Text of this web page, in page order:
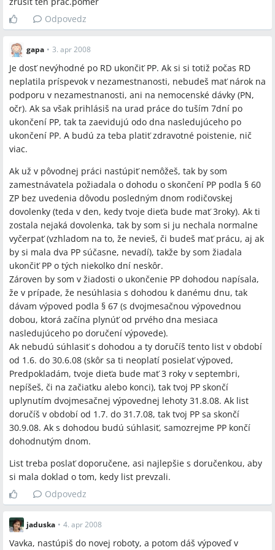
Zhoda
Po ukončení pracovného pomeru treba bezodkladne overiť a
vybaviť poistný status v Sociálnej poisťovni a zdravotnej
poisťovni (RLFO + čestné vyhlásenie + kópia rodného listu
dieťaťa).
Dohoda o skončení pracovného pomeru podľa § 60 ZP je
praktické riešenie na nastavenie konkrétneho dátumu
výpoveď a dodržať výpovedné lehoty.
Ak chce osoba nárok na materské pri ďalšom dieťati,
odporúča sa dobrovoľné nemocenské poistenie (DNP) splniť
včas (do 8. tt pre rátanie 26 týždňov).
Sporné názory
Posunúť podanie výpovede až po skončení rodičovskej
dovolenky vs. podať ju skôr, aby výpovedná lehota končila v
termíne požadovanom rodičom; obe možnosti sa v diskusii
uvádzajú ako použiteľné podľa potreby.
Nastúpiť do novej práce a až potom dávať výpoveď starej
pracovnej zmluve vs. podať výpoveď v starej práci pred
nástupom do novej; jedno riešenie minimalizuje súbehy
povinností, druhé môže zabezpečiť pokračovanie poistenia
u pôvodného zamestnávateľa.
Otvorené otázky
Presný okamih uznania prihlášky/odhlášky v Sociálnej
doručenia) zostal v diskusii nejednoznačný.
Interpretácia lehoty „6 mesiacov“ pre zmenu vymeriavacieho
základu pri DNP má v diskusii nejasnosti ohľadom toho, od
ktorého momentu sa počíta.
Niektoré legislatívne zmeny spomínané v súvislosti s
príspevkami na druhé a tretie dieťa ešte neboli schválené a
zostali otvorené.
Odpovedz
gapa • 3. apr 2008
Je dosť nevýhodné po RD ukončiť PP. Ak si si totiž počas RD
neplatila príspevok v nezamestnanosti, nebudeš mať nárok na
podporu v nezamestnanosti, ani na nemocenské dávky (PN,
očr). Ak sa však prihlásiš na urad práce do tuším 7dní po
ukončení PP, tak ta zaevidujú odo dna nasledujúceho po
ukončení PP. A budú za teba platiť zdravotné poistenie, nič
viac.
Ak už v pôvodnej práci nastúpiť nemôžeš, tak by som
zamestnávatela požiadala o dohodu o skončení PP podla § 60
ZP bez uvedenia dôvodu posledným dnom rodičovskej
dovolenky (teda v den, kedy tvoje dieťa bude mať 3roky). Ak ti
zostala nejaká dovolenka, tak by som si ju nechala normalne
vyčerpať (vzhladom na to, že nevieš, či budeš mať prácu, aj ak
by si mala dva PP súčasne, nevadí), takže by som žiadala
ukončiť PP o tých niekolko dní neskôr.
Zároven by som v žiadosti o ukončenie PP dohodou napísala,
že v prípade, že nesúhlasia s dohodou k danému dnu, tak
dávam výpoved podla § 67 (s dvojmesačnou výpovednou
dobou, ktorá začína plynúť od prvého dna mesiaca
nasledujúceho po doručení výpovede).
Ak nebudú súhlasiť s dohodou a ty doručíš tento list v období
od 1.6. do 30.6.08 (skôr sa ti neoplatí posielať výpoved,
Predpokladám, tvoje dieťa bude mať 3 roky v septembri,
nepíšeš, či na začiatku alebo konci), tak tvoj PP skončí
uplynutím dvojmesačnej výpovednej lehoty 31.8.08. Ak list
doručíš v období od 1.7. do 31.7.08, tak tvoj PP sa skončí
30.9.08. Ak s dohodou budú súhlasiť, samozrejme PP končí
dohodnutým dnom.
List treba poslať doporučene, asi najlepšie s doručenkou, aby
si mala doklad o tom, kedy list prevzali.
Odpovedz
jaduska • 4. apr 2008
Vavka, nastúpiš do novej roboty, a potom dáš výpoveď v